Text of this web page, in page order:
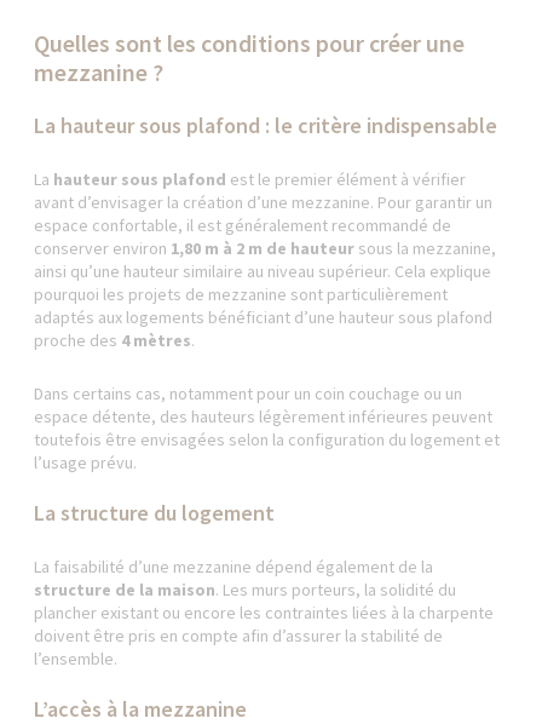
Quelles sont les conditions pour créer une
mezzanine ?
La hauteur sous plafond : le critère indispensable
La hauteur sous plafond est le premier élément à vérifier
avant d’envisager la création d’une mezzanine. Pour garantir un
espace confortable, il est généralement recommandé de
conserver environ 1,80 m à 2 m de hauteur sous la mezzanine,
ainsi qu’une hauteur similaire au niveau supérieur. Cela explique
pourquoi les projets de mezzanine sont particulièrement
adaptés aux logements bénéficiant d’une hauteur sous plafond
proche des 4 mètres.
Dans certains cas, notamment pour un coin couchage ou un
espace détente, des hauteurs légèrement inférieures peuvent
toutefois être envisagées selon la configuration du logement et
l’usage prévu.
La structure du logement
La faisabilité d’une mezzanine dépend également de la
structure de la maison. Les murs porteurs, la solidité du
plancher existant ou encore les contraintes liées à la charpente
doivent être pris en compte afin d’assurer la stabilité de
l’ensemble.
L’accès à la mezzanine